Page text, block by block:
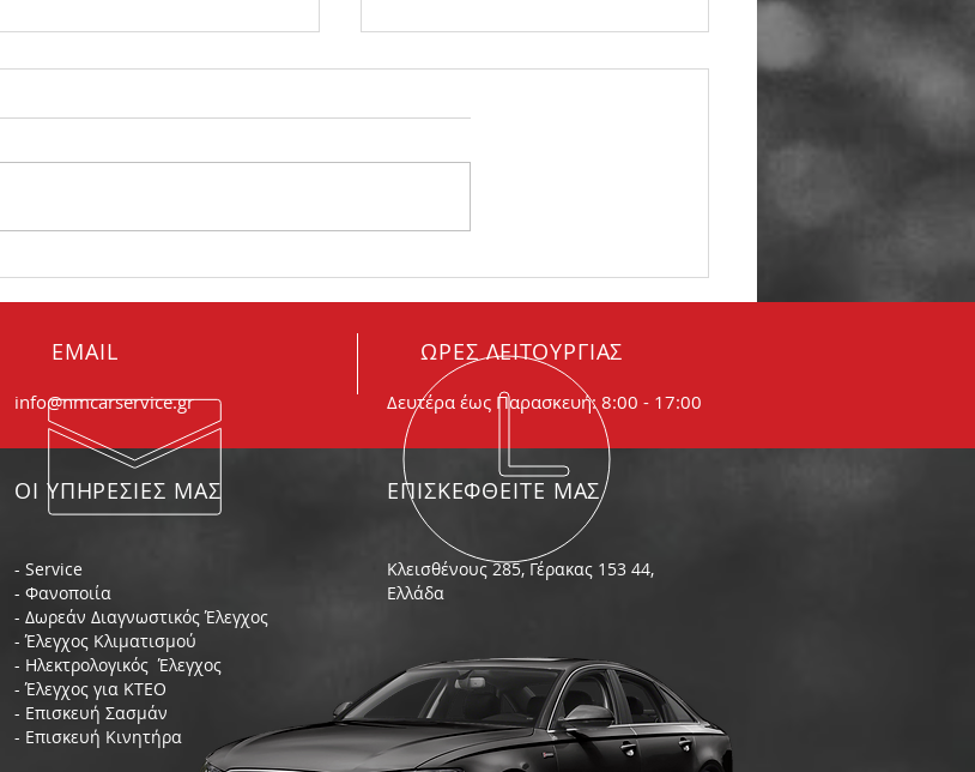
φθαρμένα τα μπουζί μου;
συμβαίνει
EMAIL
info@nmcarservice.gr
ΩΡΕΣ ΛΕΙΤΟΥΡΓΙΑΣ
Δευτέρα έως Παρασκευή: 8:00 - 17:00
ΟΙ ΥΠΗΡΕΣΙΕΣ ΜΑΣ ΕΠΙΣΚΕΦΘΕΙΤΕ ΜΑΣ
- Service
- Φανοποιία
- Δωρεάν Διαγνωστικός Έλεγχος
- Έλεγχος Κλιματισμού
- Ηλεκτρολογικός Έλεγχος
- Έλεγχος για ΚΤΕΟ
- Επισκευή Σασμάν
- Επισκευή Κινητήρα
Κλεισθένους 285, Γέρακας 153 44,
Ελλάδα